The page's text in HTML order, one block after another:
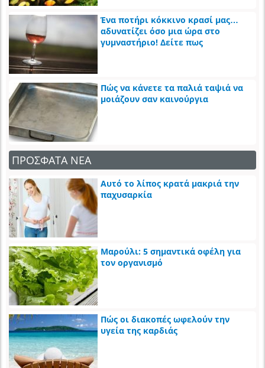
Ένα ποτήρι κόκκινο κρασί μας…
αδυνατίζει όσο μια ώρα στο
γυμναστήριο! Δείτε πως
Πώς να κάνετε τα παλιά ταψιά να
μοιάζουν σαν καινούργια
ΠΡΟΣΦΑΤΑ ΝΕΑ
Αυτό το λίπος κρατά μακριά την
παχυσαρκία
Μαρούλι: 5 σημαντικά οφέλη για
τον οργανισμό
Πώς οι διακοπές ωφελούν την
υγεία της καρδιάς